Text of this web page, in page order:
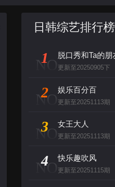
主演：赵菲,储小蕾
天定言情
背后
日韩综艺排行榜
NO
1
更新至20250905下
NO
2 娱乐百分百
更新至20251113期
NO
3 女王大人
更新至20251113期
NO
4 快乐趣吹风
更新至20251115期